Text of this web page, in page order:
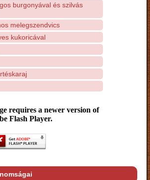
burgonyával és szilvás
melegszendvics
kukoricával
requires a newer version of
Flash Player.